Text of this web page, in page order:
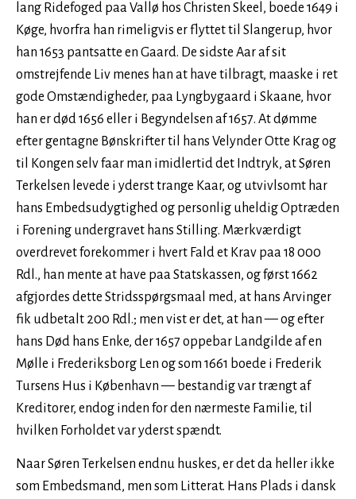
lang Ridefoged paa Vallø hos Christen Skeel, boede 1649 i
Køge, hvorfra han rimeligvis er flyttet til Slangerup, hvor
han 1653 pantsatte en Gaard. De sidste Aar af sit
omstrejfende Liv menes han at have tilbragt, maaske i ret
gode Omstændigheder, paa Lyngbygaard i Skaane, hvor
han er død 1656 eller i Begyndelsen af 1657. At dømme
efter gentagne Bønskrifter til hans Velynder Otte Krag og
til Kongen selv faar man imidlertid det Indtryk, at Søren
Terkelsen levede i yderst trange Kaar, og utvivlsomt har
hans Embedsudygtighed og personlig uheldig Optræden
i Forening undergravet hans Stilling. Mærkværdigt
overdrevet forekommer i hvert Fald et Krav paa 18 000
Rdl., han mente at have paa Statskassen, og først 1662
afgjordes dette Stridsspørgsmaal med, at hans Arvinger
fik udbetalt 200 Rdl.; men vist er det, at han — og efter
hans Død hans Enke, der 1657 oppebar Landgilde af en
Mølle i Frederiksborg Len og som 1661 boede i Frederik
Tursens Hus i København — bestandig var trængt af
Kreditorer, endog inden for den nærmeste Familie, til
hvilken Forholdet var yderst spændt.
Naar Søren Terkelsen endnu huskes, er det da heller ikke
som Embedsmand, men som Litterat. Hans Plads i dansk